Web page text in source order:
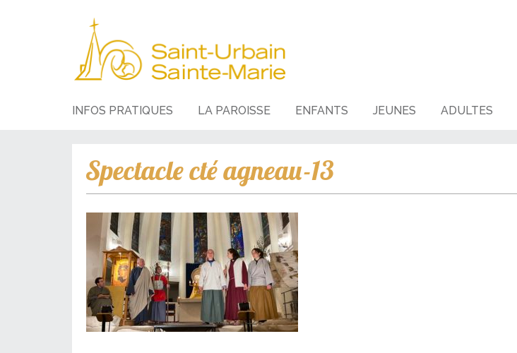
INFOS PRATIQUES LA PAROISSE ENFANTS JEUNES ADULTES
Spectacle cté agneau-13